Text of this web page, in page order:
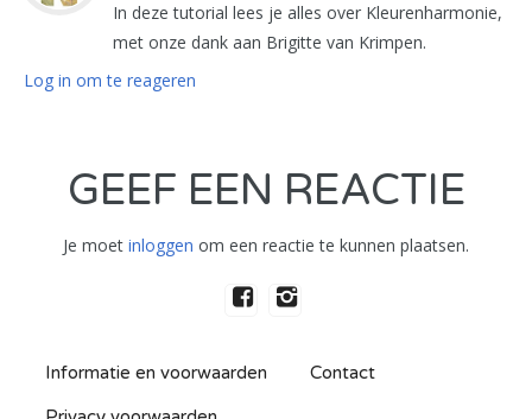
In deze tutorial lees je alles over Kleurenharmonie,
met onze dank aan Brigitte van Krimpen.
Log in om te reageren
GEEF EEN REACTIE
Je moet inloggen om een reactie te kunnen plaatsen.
Informatie en voorwaarden Contact